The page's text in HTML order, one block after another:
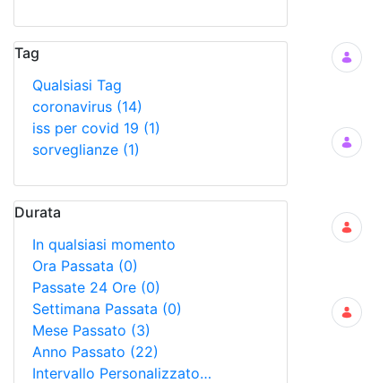
Tag
Qualsiasi Tag
coronavirus (14)
iss per covid 19 (1)
sorveglianze (1)
Durata
In qualsiasi momento
Ora Passata (0)
Passate 24 Ore (0)
Settimana Passata (0)
Mese Passato (3)
Anno Passato (22)
Intervallo Personalizzato…